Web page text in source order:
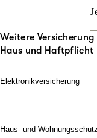
Weitere Versicherung
Haus und Haftpflicht
Elektronikversicherung
Bei uns können Sie mit
Haus- und